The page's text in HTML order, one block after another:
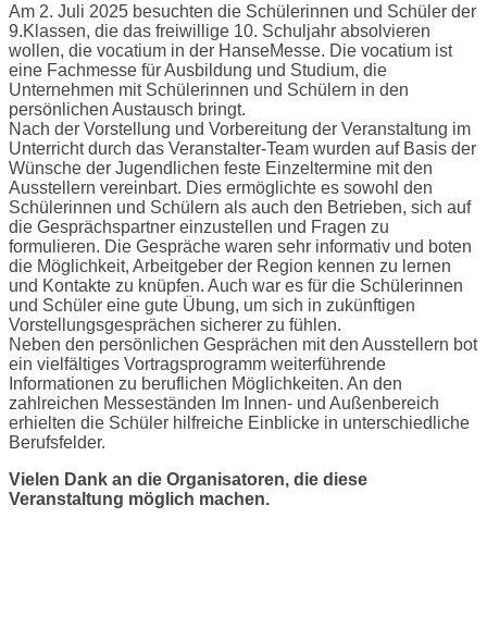
Am 2. Juli 2025 besuchten die Schülerinnen und Schüler der
9.Klassen, die das freiwillige 10. Schuljahr absolvieren
wollen, die vocatium in der HanseMesse. Die vocatium ist
eine Fachmesse für Ausbildung und Studium, die
Unternehmen mit Schülerinnen und Schülern in den
persönlichen Austausch bringt.
Nach der Vorstellung und Vorbereitung der Veranstaltung im
Unterricht durch das Veranstalter-Team wurden auf Basis der
Wünsche der Jugendlichen feste Einzeltermine mit den
Ausstellern vereinbart. Dies ermöglichte es sowohl den
Schülerinnen und Schülern als auch den Betrieben, sich auf
die Gesprächspartner einzustellen und Fragen zu
formulieren. Die Gespräche waren sehr informativ und boten
die Möglichkeit, Arbeitgeber der Region kennen zu lernen
und Kontakte zu knüpfen. Auch war es für die Schülerinnen
und Schüler eine gute Übung, um sich in zukünftigen
Vorstellungsgesprächen sicherer zu fühlen.
Neben den persönlichen Gesprächen mit den Ausstellern bot
ein vielfältiges Vortragsprogramm weiterführende
Informationen zu beruflichen Möglichkeiten. An den
zahlreichen Messeständen Im Innen- und Außenbereich
erhielten die Schüler hilfreiche Einblicke in unterschiedliche
Berufsfelder.
Vielen Dank an die Organisatoren, die diese
Veranstaltung möglich machen.